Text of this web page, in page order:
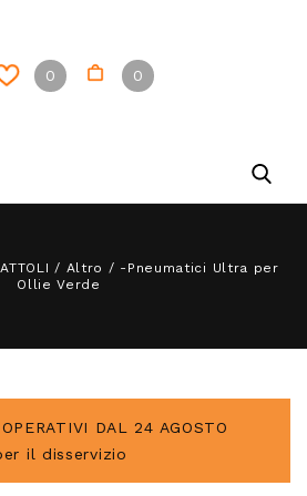
0 0
/ Altro / -Pneumatici Ultra per
Ollie Verde
DAL 24 AGOSTO
il disservizio